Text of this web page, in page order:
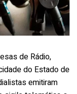
de Rádio,
do Estado de
emitiram